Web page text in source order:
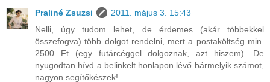
Praliné Zsuzsi
2011. május 3. 15:43
Nelli, úgy tudom lehet, de érdemes (akár többekkel
összefogva) több dolgot rendelni, mert a postaköltség min.
2500 Ft (egy futárcéggel dolgoznak, azt hiszem). De
nyugodtan hívd a belinkelt honlapon lévő bármelyik számot,
nagyon segítőkészek!